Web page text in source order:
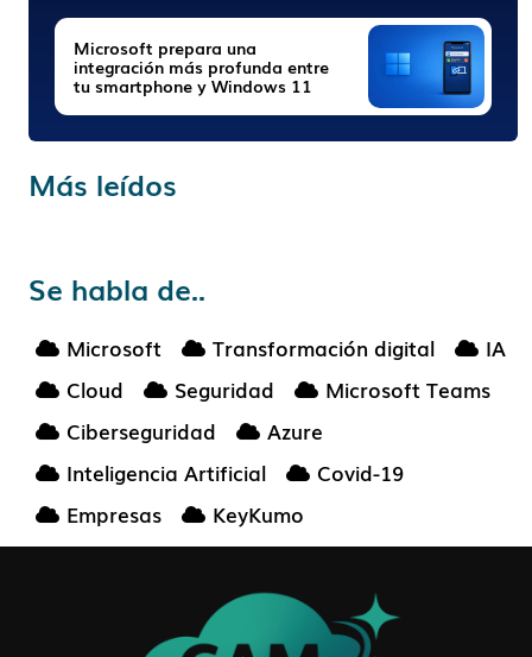
Microsoft prepara una
integración más profunda entre
tu smartphone y Windows 11
Más leídos
Se habla de..
Microsoft Transformación digital
IA
Cloud
Seguridad
Microsoft Teams
Ciberseguridad
Azure
Inteligencia Artificial
Covid-19
Empresas
KeyKumo